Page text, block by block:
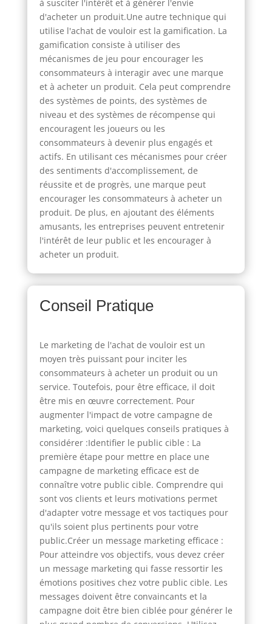
à susciter l'intérêt et à générer l'envie
d'acheter un produit.Une autre technique qui
utilise l'achat de vouloir est la gamification. La
gamification consiste à utiliser des
mécanismes de jeu pour encourager les
consommateurs à interagir avec une marque
et à acheter un produit. Cela peut comprendre
des systèmes de points, des systèmes de
niveau et des systèmes de récompense qui
encouragent les joueurs ou les
consommateurs à devenir plus engagés et
actifs. En utilisant ces mécanismes pour créer
des sentiments d'accomplissement, de
réussite et de progrès, une marque peut
encourager les consommateurs à acheter un
produit. De plus, en ajoutant des éléments
amusants, les entreprises peuvent entretenir
l'intérêt de leur public et les encourager à
acheter un produit.
Conseil Pratique
Le marketing de l'achat de vouloir est un
moyen très puissant pour inciter les
consommateurs à acheter un produit ou un
service. Toutefois, pour être efficace, il doit
être mis en œuvre correctement. Pour
augmenter l'impact de votre campagne de
marketing, voici quelques conseils pratiques à
considérer :Identifier le public cible : La
première étape pour mettre en place une
campagne de marketing efficace est de
connaître votre public cible. Comprendre qui
sont vos clients et leurs motivations permet
d'adapter votre message et vos tactiques pour
qu'ils soient plus pertinents pour votre
public.Créer un message marketing efficace :
Pour atteindre vos objectifs, vous devez créer
un message marketing qui fasse ressortir les
émotions positives chez votre public cible. Les
messages doivent être convaincants et la
campagne doit être bien ciblée pour générer le